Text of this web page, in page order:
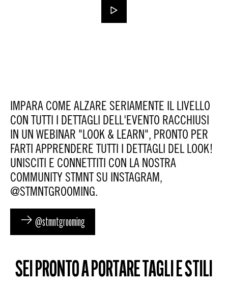
IMPARA COME ALZARE SERIAMENTE IL LIVELLO
CON TUTTI I DETTAGLI DELL'EVENTO RACCHIUSI
IN UN WEBINAR "LOOK & LEARN", PRONTO PER
FARTI APPRENDERE TUTTI I DETTAGLI DEL LOOK!
UNISCITI E CONNETTITI CON LA NOSTRA
COMMUNITY STMNT SU INSTAGRAM,
@STMNTGROOMING.
@stmntgrooming
SEI PRONTO A PORTARE TAGLI E STILI